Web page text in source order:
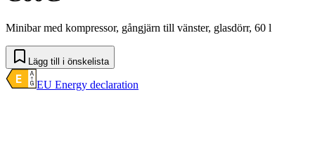
Minibar med kompressor, gångjärn till vänster, glasdörr, 60 l
Lägg till i önskelista
EU Energy declaration